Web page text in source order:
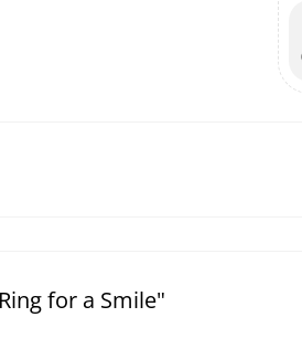
for a Smile"